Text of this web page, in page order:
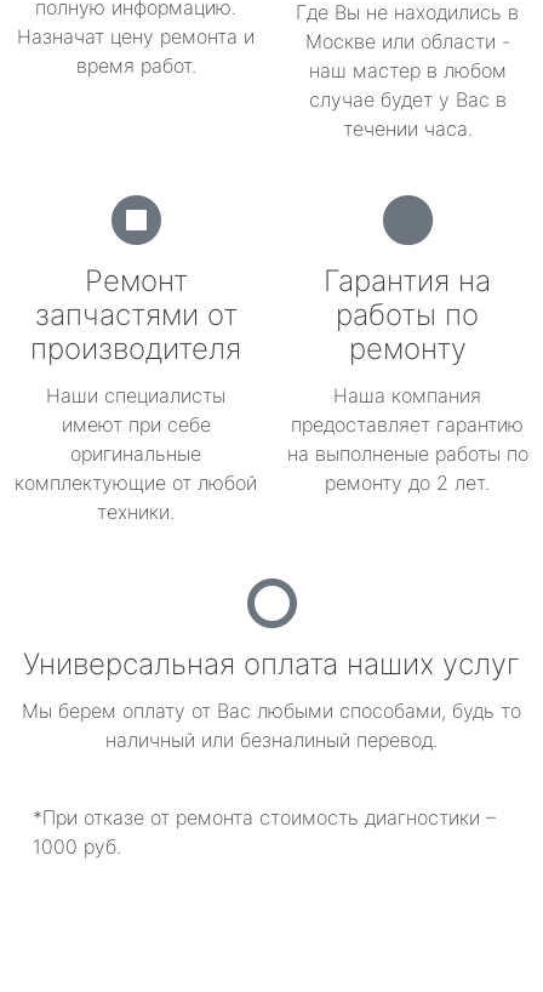
полную информацию.
Назначат цену ремонта и
время работ.
Где Вы не находились в
Москве или области -
наш мастер в любом
случае будет у Вас в
течении часа.
Ремонт
запчастями от
производителя
Наши специалисты
имеют при себе
оригинальные
комплектующие от любой
техники.
Гарантия на
работы по
ремонту
Наша компания
предоставляет гарантию
на выполненые работы по
ремонту до 2 лет.
Универсальная оплата наших услуг
Мы берем оплату от Вас любыми способами, будь то
наличный или безналиный перевод.
*При отказе от ремонта стоимость диагностики –
1000 руб.